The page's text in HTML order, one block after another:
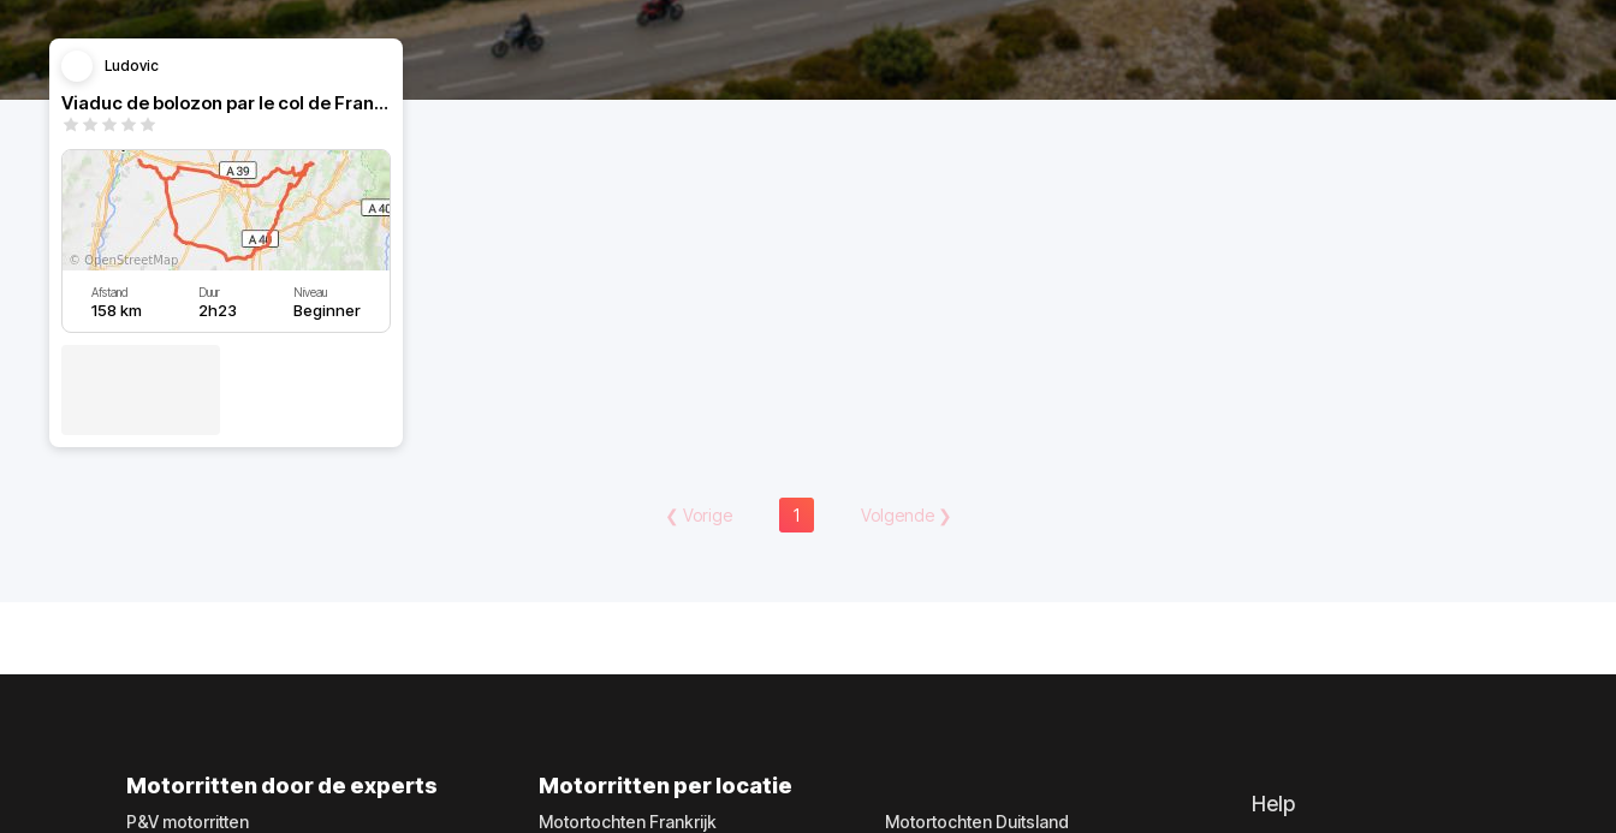
Ludovic
Viaduc de bolozon par le col de France retour par la dombes
Afstand
158 km
Duur
2h23
Niveau
Beginner
❮ Vorige 1 Volgende❯
Motorritten door de experts
P&V motorritten
Motorritten per locatie
Motortochten Frankrijk
Motortochten Duitsland
Help